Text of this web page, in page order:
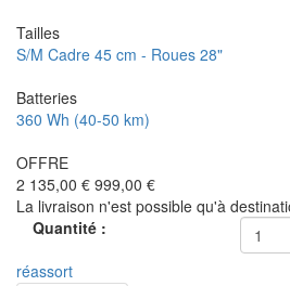
Tailles
S/M Cadre 45 cm - Roues 28"
Batteries
360 Wh (40-50 km)
OFFRE
2 135,00 € 999,00 €
La livraison n'est possible qu'à
Quantité :
réassort